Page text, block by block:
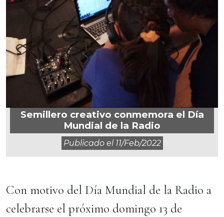
Semillero creativo conmemora el Día
Mundial de la Radio
Publicado el 11/feb/2022
Con motivo del Día Mundial de la Radio a
celebrarse el próximo domingo 13 de